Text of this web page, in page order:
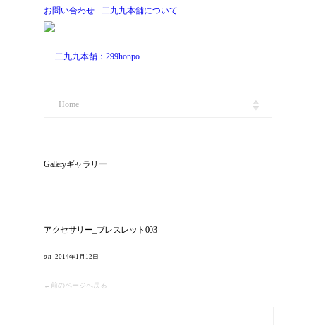
お問い合わせ 二九九本舗について
Home
Galleryギャラリー
アクセサリー_ブレスレット003
2014年1月12日
←前のページへ戻る